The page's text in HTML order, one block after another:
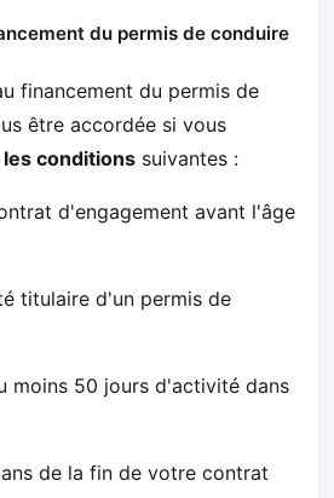
du permis de conduire
financement du permis de
être accordée si vous
conditions suivantes :
d'engagement avant l'âge
titulaire d'un permis de
moins 50 jours d'activité dans
de la fin de votre contrat